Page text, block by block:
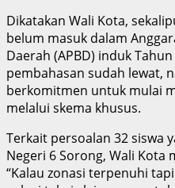
Dikatakan Wali Kota,
belum masuk dalam
Daerah (APBD) induk
pembahasan sudah lewat,
berkomitmen untuk mulai
melalui skema khusus.
Terkait persoalan 32 siswa
Negeri 6 Sorong, Wali Kota
“Kalau zonasi terpenuhi